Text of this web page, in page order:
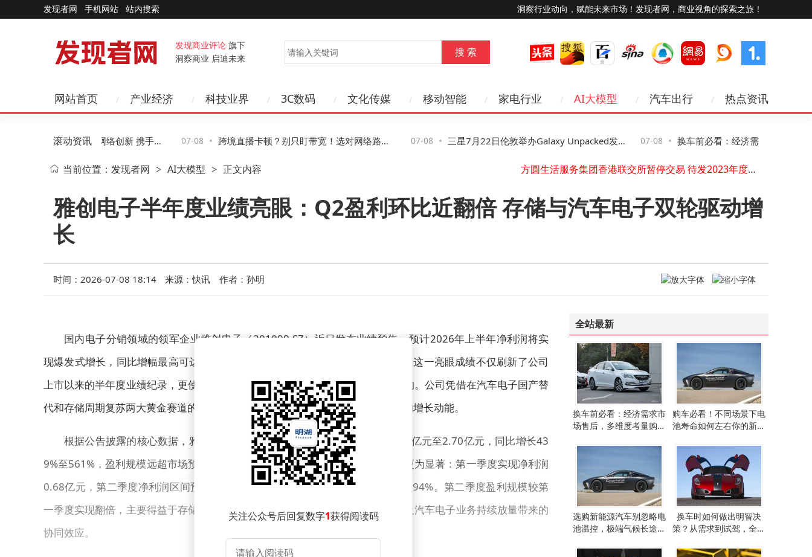
发现者网 手机网站 站内搜索 洞察行业动向，赋能未来市场！发现者网，商业视角的探索之旅！
发现商业评论旗下
洞察商业 启迪未来
网站首页 产业经济 科技业界 3C数码 文化传媒 移动智能 家电行业 AI大模型 汽车出行 热点资讯
滚动资讯
动李慧镝：深化自智网络创新 携手推
网络与6G技术发展
07-08 跨境直播卡顿？别只盯带宽！选对网络路径
和IP才是关键
07-08 三星7月22日伦敦举办Galaxy Unpacked发
布会，多款折叠新品及可穿戴设备将亮相
07-08 换车前必看：经济需求市场售后，
量购车决策
跨境直播卡顿？别只盯带宽！选对网络路径和IP才是关键
方圆生活服务集团香港联交所暂停交易 待发2023年度业绩后复牌
兰州黄河高层变动：郭丽丽辞总裁转任副总 谭岳鑫兼任董事长与总裁
三星卢泰文：AI进入智能体时代，Galaxy生态打造最懂用户的个性化体验
五粮液高层变动：曾从钦卸任 邓敏接棒出任董事长
跨境直播卡顿？别只盯带宽！选对网络路径和IP才是关键
当前位置： 发现者网 > AI大模型 > 正文内容
雅创电子半年度业绩亮眼：Q2盈利环比近翻倍 存储与汽车电子双轮驱动增
长
时间：2026-07-08 18:14 来源：快讯 作者：孙明
国内电子分销领域的领军企业雅创电子（301099.SZ）近日发布业绩预告，预计2026年上半年净利润将实
现爆发式增长，同比增幅最高可达561%，其中第二季度盈利环比增幅接近翻倍。这一亮眼成绩不仅刷新了公司
上市以来的半年度业绩纪录，更使其成为半导体分销板块中业绩弹性最突出的标的。公司凭借在汽车电子国产替
代和存储周期复苏两大黄金赛道的精准布局，主业景气度持续攀升，展现出强劲的增长动能。
根据公告披露的核心数据，雅创电子2026年上半年预计实现归母净利润2.20亿元至2.70亿元，同比增长43
9%至561%，盈利规模远超市场预期。从单季度表现来看，业绩加速增长的特征更为显著：第一季度实现净利润
0.68亿元，第二季度净利润区间预计为1.52亿元至2.02亿元，环比增长121%至194%。第二季度盈利规模较第
一季度实现翻倍，主要得益于存储行业景气度快速回升、下游订单集中交付，以及汽车电子业务持续放量带来的
协同效应。
关注公众号后回复数字1获得阅读码
全站最新
换车前必看：经济需求市
场售后，多维度考量购车
购车必看！不同场景下电
池寿命如何左右你的新能
选购新能源汽车别忽略电
池温控，极端气候长途出
换车时如何做出明智决
策？从需求到试驾，全方